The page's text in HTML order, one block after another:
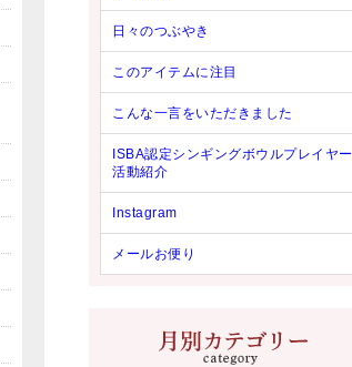
日々のつぶやき
このアイテムに注目
こんな一言をいただきました
ISBA認定シンギングボウルプレイヤー
活動紹介
Instagram
メールお便り